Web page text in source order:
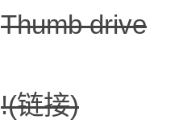
Thumb drive
!(链接)